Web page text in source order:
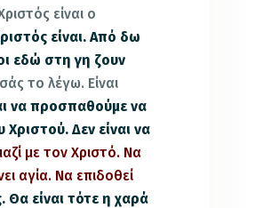
είναι ο
είναι. Από δω
εδώ στη γη ζουν
το λέγω. Είναι
να προσπαθούμε να
Δεν είναι να
με τον Χριστό. Να
αγία. Να επιδοθεί
Θα είναι τότε η χαρά